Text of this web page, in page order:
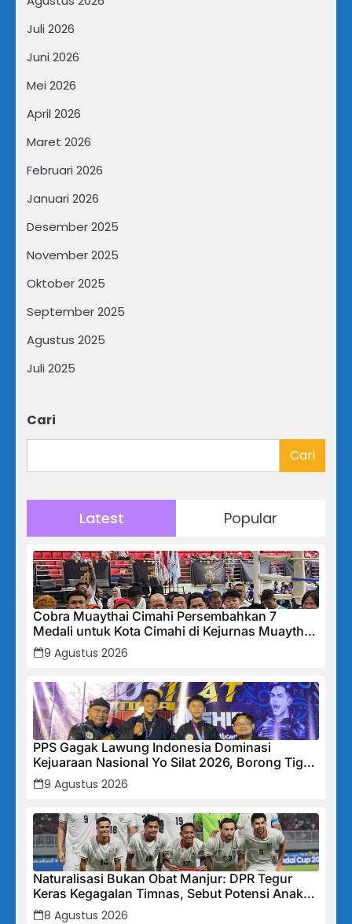
Juli 2026
Juni 2026
Mei 2026
April 2026
Maret 2026
Februari 2026
Januari 2026
Desember 2025
November 2025
Oktober 2025
September 2025
Agustus 2025
Juli 2025
Cari
Cari
Latest Popular
Cobra Muaythai Cimahi Persembahkan 7
Medali untuk Kota Cimahi di Kejurnas Muaythai
Indonesia 2026
9 Agustus 2026
PPS Gagak Lawung Indonesia Dominasi
Kejuaraan Nasional Yo Silat 2026, Borong Tiga
Medali Emas
9 Agustus 2026
Naturalisasi Bukan Obat Manjur: DPR Tegur
Keras Kegagalan Timnas, Sebut Potensi Anak
Bangsa Terabaikan Demi “Jalan Pintas”
8 Agustus 2026